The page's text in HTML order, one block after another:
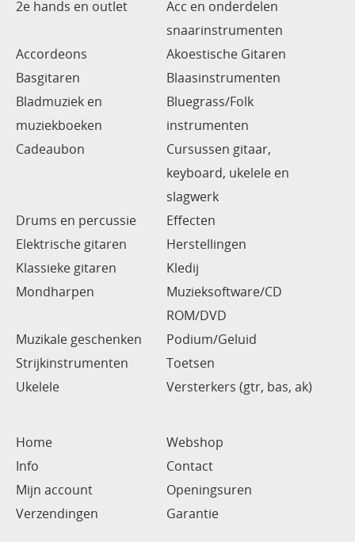
2e hands en outlet
Acc en onderdelen
snaarinstrumenten
Accordeons
Akoestische Gitaren
Basgitaren
Blaasinstrumenten
Bladmuziek en
muziekboeken
Bluegrass/Folk
instrumenten
Cadeaubon
Cursussen gitaar,
keyboard, ukelele en
slagwerk
Drums en percussie
Effecten
Elektrische gitaren
Herstellingen
Klassieke gitaren
Kledij
Mondharpen
Muzieksoftware/CD
ROM/DVD
Muzikale geschenken
Podium/Geluid
Strijkinstrumenten
Toetsen
Ukelele
Versterkers (gtr, bas, ak)
Home
Webshop
Info
Contact
Mijn account
Openingsuren
Verzendingen
Garantie